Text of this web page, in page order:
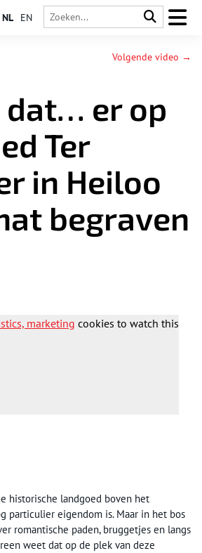
NL EN
Volgende video →
dat… er op
Ter
in Heiloo
begraven
marketing cookies to watch this
historische landgoed boven het
particulier eigendom is. Maar in het bos
romantische paden, bruggetjes en langs
weet dat op de plek van deze